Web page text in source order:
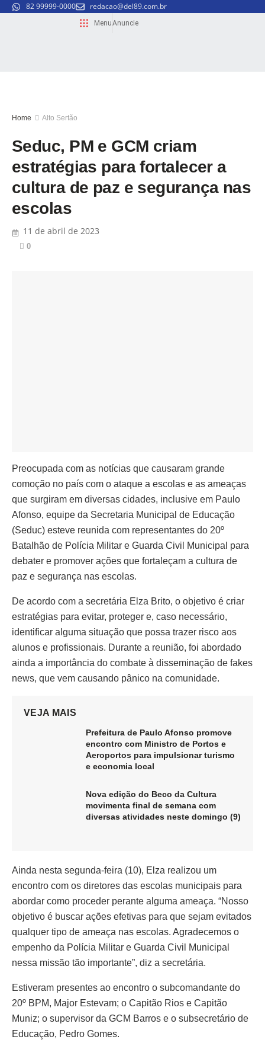
82 99999-0000 redacao@del89.com.br
MenuAnuncie
Home Alto Sertão
Seduc, PM e GCM criam
estratégias para fortalecer a
cultura de paz e segurança nas
escolas
11 de abril de 2023
0
Preocupada com as notícias que causaram grande
comoção no país com o ataque a escolas e as ameaças
que surgiram em diversas cidades, inclusive em Paulo
Afonso, equipe da Secretaria Municipal de Educação
(Seduc) esteve reunida com representantes do 20º
Batalhão de Polícia Militar e Guarda Civil Municipal para
debater e promover ações que fortaleçam a cultura de
paz e segurança nas escolas.
De acordo com a secretária Elza Brito, o objetivo é criar
estratégias para evitar, proteger e, caso necessário,
identificar alguma situação que possa trazer risco aos
alunos e profissionais. Durante a reunião, foi abordado
ainda a importância do combate à disseminação de fakes
news, que vem causando pânico na comunidade.
VEJA MAIS
Prefeitura de Paulo Afonso promove
encontro com Ministro de Portos e
Aeroportos para impulsionar turismo
e economia local
Nova edição do Beco da Cultura
movimenta final de semana com
diversas atividades neste domingo (9)
Ainda nesta segunda-feira (10), Elza realizou um
encontro com os diretores das escolas municipais para
abordar como proceder perante alguma ameaça. “Nosso
objetivo é buscar ações efetivas para que sejam evitados
qualquer tipo de ameaça nas escolas. Agradecemos o
empenho da Polícia Militar e Guarda Civil Municipal
nessa missão tão importante”, diz a secretária.
Estiveram presentes ao encontro o subcomandante do
20º BPM, Major Estevam; o Capitão Rios e Capitão
Muniz; o supervisor da GCM Barros e o subsecretário de
Educação, Pedro Gomes.